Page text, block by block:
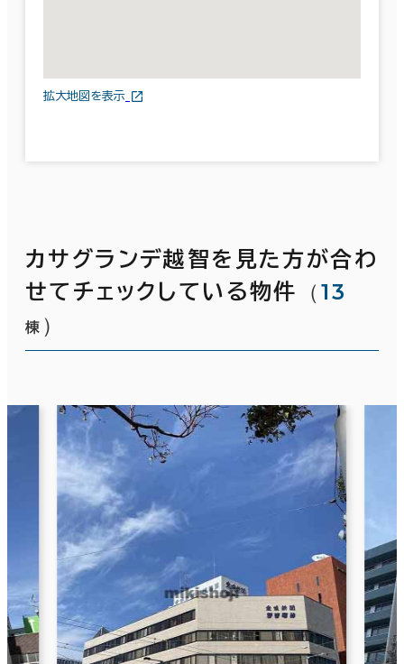
拡大地図を表示
カサグランデ越智を見た方が合わ
せてチェックしている物件
（13
棟 ）